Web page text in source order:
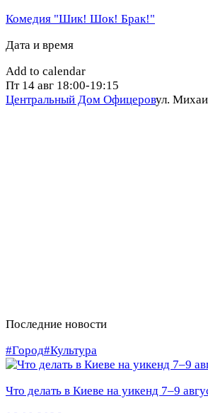
Комедия "Шик! Шок! Брак!"
Дата и время
Add to calendar
Пт 14 авг 18:00-19:15
Центральный Дом Офицеровул.
Последние новости
#Город#Культура
Что делать в Киеве на уикенд 7–9